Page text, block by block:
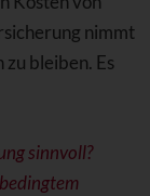
nimmt
zu bleiben. Es
sinnvoll?